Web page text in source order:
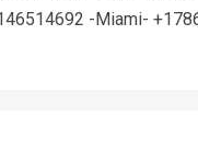
-Miami-